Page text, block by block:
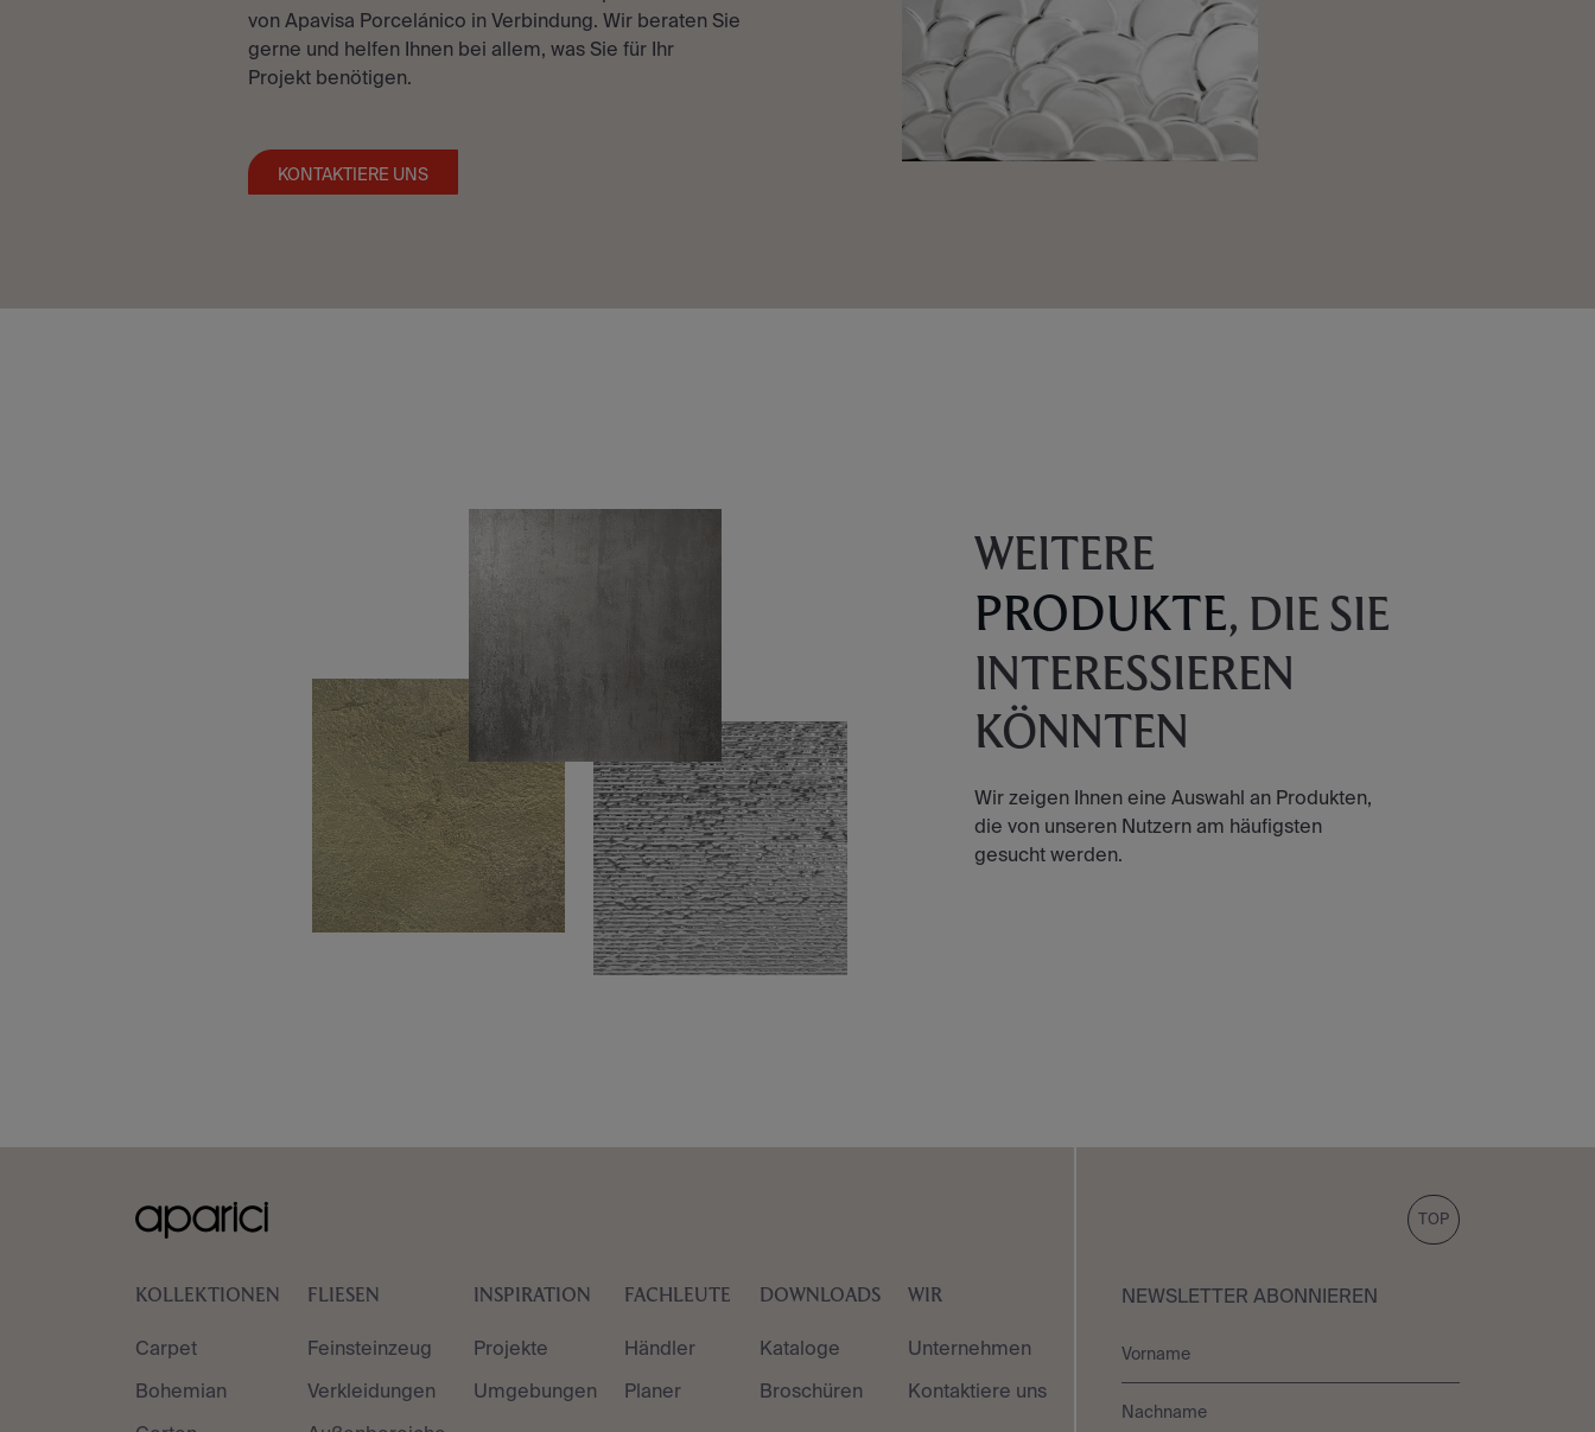
von Apavisa Porcelánico in Verbindung. Wir beraten Sie
gerne und helfen Ihnen bei allem, was Sie für Ihr
Projekt benötigen.
KONTAKTIERE UNS
WEITERE
PRODUKTE, DIE SIE
INTERESSIEREN
KÖNNTEN
Wir zeigen Ihnen eine Auswahl an Produkten,
die von unseren Nutzern am häufigsten
gesucht werden.
TOP
KOLLEKTIONEN
Carpet
Bohemian
FLIESEN
Feinsteinzeug
Verkleidungen
INSPIRATION
Projekte
Umgebungen
FACHLEUTE
Händler
Planer
DOWNLOADS
Kataloge
Broschüren
WIR
Unternehmen
Kontaktiere uns
NEWSLETTER ABONNIEREN